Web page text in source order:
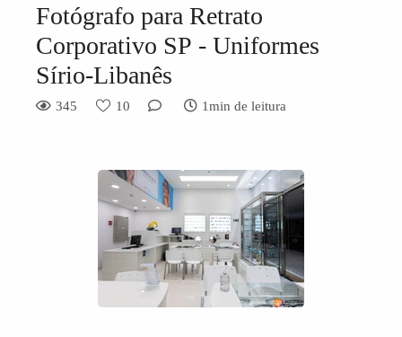
Fotógrafo para Retrato
Corporativo SP - Uniformes
Sírio-Libanês
345 10 1min de leitura